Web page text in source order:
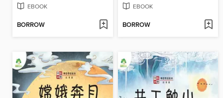
EBOOK
BORROW
EBOOK
BORROW